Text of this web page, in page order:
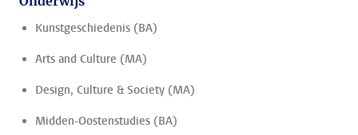
Kunstgeschiedenis (BA)
Arts and Culture (MA)
Design, Culture & Society (MA)
Midden-Oostenstudies (BA)